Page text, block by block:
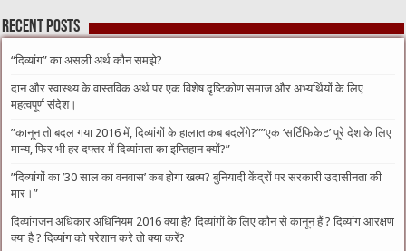
Recent Posts
“दिव्यांग” का असली अर्थ कौन समझे?
दान और स्वास्थ्य के वास्तविक अर्थ पर एक विशेष दृष्टिकोण समाज और अभ्यर्थियों के लिए
महत्वपूर्ण संदेश।
​”कानून तो बदल गया 2016 में, दिव्यांगों के हालात कब बदलेंगे?”​”एक ‘सर्टिफिकेट’ पूरे देश के लिए
मान्य, फिर भी हर दफ्तर में दिव्यांगता का इम्तिहान क्यों?”
​”दिव्यांगों का ’30 साल का वनवास’ कब होगा खत्म? बुनियादी केंद्रों पर सरकारी उदासीनता की
मार।”
दिव्यांगजन अधिकार अधिनियम 2016 क्या है? दिव्यांगों के लिए कौन से कानून हैं ? दिव्यांग आरक्षण
क्या है ? दिव्यांग को परेशान करे तो क्या करें?